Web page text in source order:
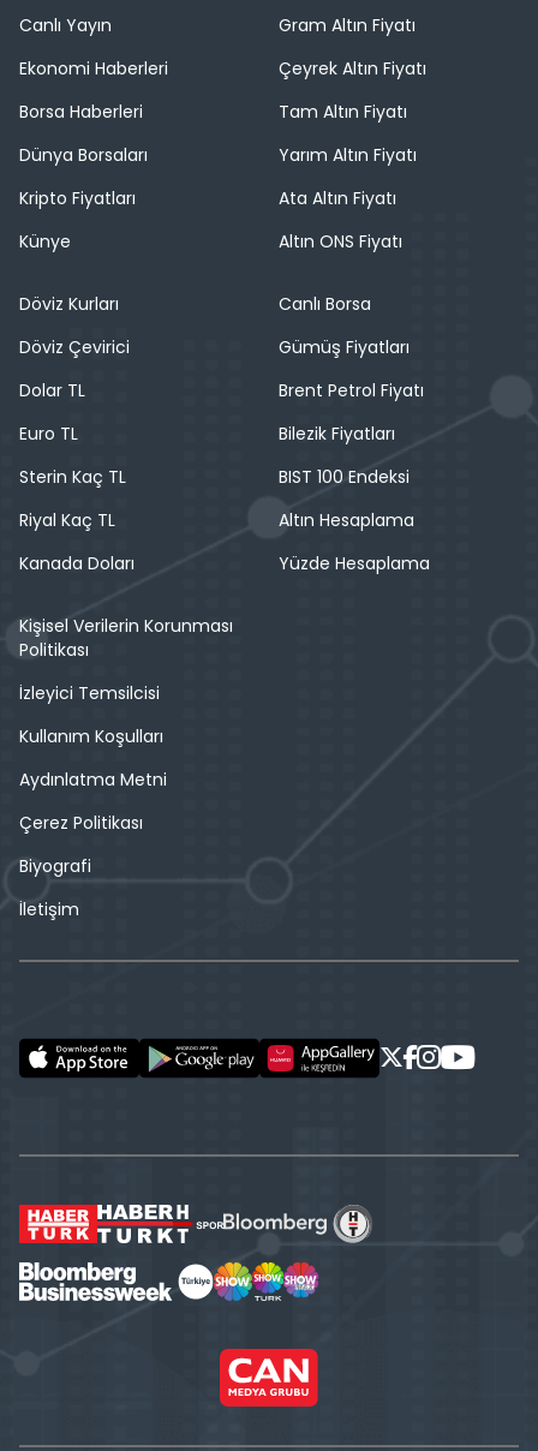
Canlı Yayın
Ekonomi Haberleri
Borsa Haberleri
Dünya Borsaları
Kripto Fiyatları
Künye
Gram Altın Fiyatı
Çeyrek Altın Fiyatı
Tam Altın Fiyatı
Yarım Altın Fiyatı
Ata Altın Fiyatı
Altın ONS Fiyatı
Döviz Kurları
Döviz Çevirici
Dolar TL
Euro TL
Sterin Kaç TL
Riyal Kaç TL
Kanada Doları
Canlı Borsa
Gümüş Fiyatları
Brent Petrol Fiyatı
Bilezik Fiyatları
BIST 100 Endeksi
Altın Hesaplama
Yüzde Hesaplama
Kişisel Verilerin Korunması
Politikası
İzleyici Temsilcisi
Kullanım Koşulları
Aydınlatma Metni
Çerez Politikası
Biyografi
İletişim